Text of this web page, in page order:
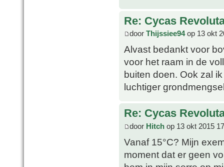
Re: Cycas
door Thijssiee94op 13 okt
Alvast bedankt voor
voor het raam in de
buiten doen. Ook zal
luchtiger
Re: Cycas
door Hitch op 13 okt 2015
Vanaf 15°C? Mijn
moment dat er geen